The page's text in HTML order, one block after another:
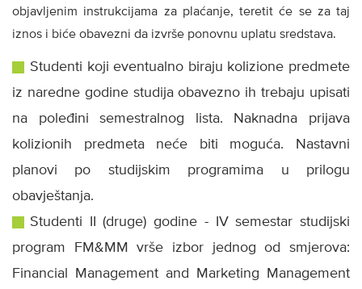
objavljenim instrukcijama za plaćanje, teretit će se za taj
iznos i biće obavezni da izvrše ponovnu uplatu sredstava.
Studenti koji eventualno biraju kolizione predmete
iz naredne godine studija obavezno ih trebaju upisati
na poleđini semestralnog lista. Naknadna prijava
kolizionih predmeta neće biti moguća. Nastavni
planovi po studijskim programima u prilogu
obavještanja.
Studenti II (druge) godine - IV semestar studijski
program FM&MM vrše izbor jednog od smjerova:
Financial Management and Marketing Management